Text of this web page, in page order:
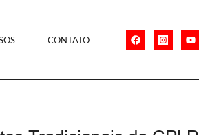
CONTATO